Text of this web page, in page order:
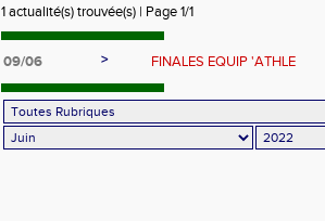
1 actualité(s) trouvée(s) | Page 1/1
09/06 > FINALES EQUIP 'ATHLE